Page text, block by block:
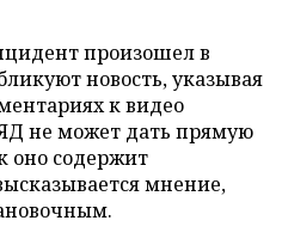
произошел в
новость, указывая
к видео
не может дать прямую
оно содержит
мнение,